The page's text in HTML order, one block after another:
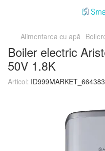
Alimentarea cu apă
Boiler electric
50V 1.8K
Articol: